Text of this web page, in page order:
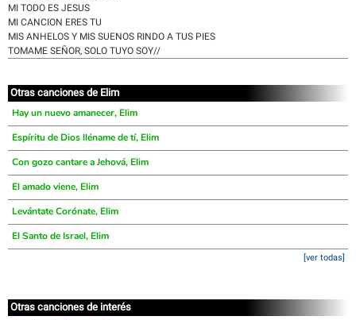
MI TODO ES JESUS
MI CANCION ERES TU
MIS ANHELOS Y MIS SUENOS RINDO A TUS PIES
TOMAME SEÑOR, SOLO TUYO SOY//
Otras canciones de Elim
Hay un nuevo amanecer, Elim
Espíritu de Dios lléname de tí, Elim
Con gozo cantare a Jehová, Elim
El amado viene, Elim
Levántate Corónate, Elim
El Santo de Israel, Elim
[ver todas]
Otras canciones de interés